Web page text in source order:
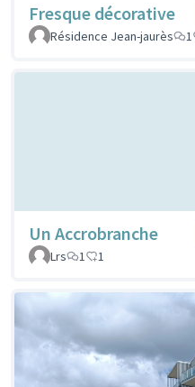
Fresque décorative
Résidence Jean-jaurès
1
Un Accrobranche
Lrs
1 1